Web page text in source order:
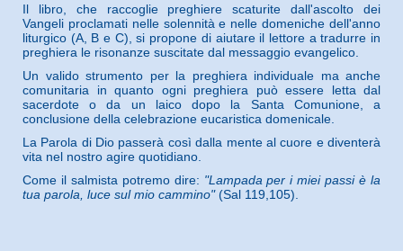
Il libro, che raccoglie preghiere scaturite dall'ascolto dei
Vangeli proclamati nelle solennità e nelle domeniche dell'anno
liturgico (A, B e C), si propone di aiutare il lettore a tradurre in
preghiera le risonanze suscitate dal messaggio evangelico.
Un valido strumento per la preghiera individuale ma anche
comunitaria in quanto ogni preghiera può essere letta dal
sacerdote o da un laico dopo la Santa Comunione, a
conclusione della celebrazione eucaristica domenicale.
La Parola di Dio passerà così dalla mente al cuore e diventerà
vita nel nostro agire quotidiano.
Come il salmista potremo dire: "Lampada per i miei passi è la
tua parola, luce sul mio cammino"(Sal 119,105).